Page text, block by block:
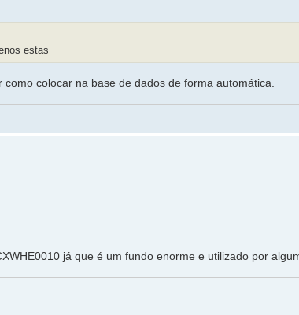
estas
colocar na base de dados de forma automática.
já que é um fundo enorme e utilizado por